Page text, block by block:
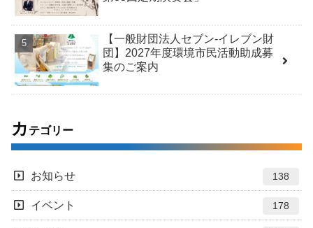
【一般財団法人セブン-イレブン財
団】2027年度環境市民活動助成募
集のご案内
カ テゴリー
お知らせ 138
イベント 178